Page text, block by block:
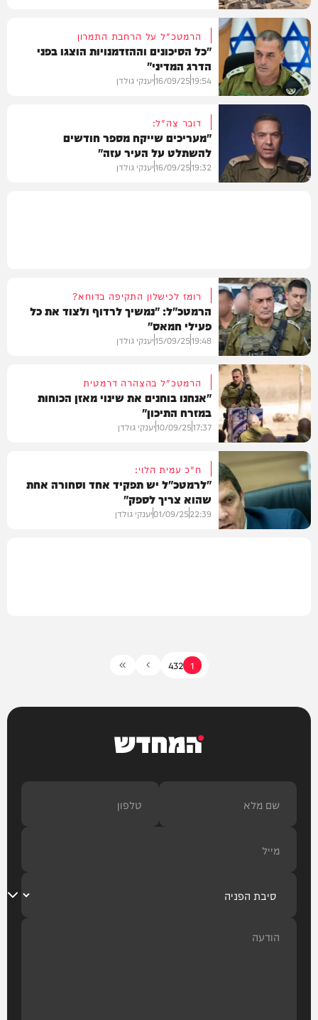
חדשות
וידאו
הרמטכ"ל על הרחבת התמרון
"כל הסיכונים וההזדמנויות הוצגו בפני
הדרג המדיני"
19:54
16/09/25יענקי גולדן
דובר צה"ל:
"מעריכים שייקח מספר חודשים
להשתלט על העיר עזה"
19:32
16/09/25יענקי גולדן
חדשות
רומז לכישלון התקיפה בדוחא?
הרמטכ"ל: "נמשיך לרדוף ולצוד את כל
פעילי חמאס"
19:48
15/09/25יענקי גולדן
חדשות
הרמטכ"ל בהצהרה דרמטית
"אנחנו בוחנים את שינוי מאזן הכוחות
במזרח התיכון"
17:37
10/09/25יענקי גולדן
ח"כ עמית הלוי:
"לרמטכ"ל יש תפקיד אחד וסחורה אחת
שהוא צריך לספק"
22:39
01/09/25יענקי גולדן
1
2
3
4
המחדש